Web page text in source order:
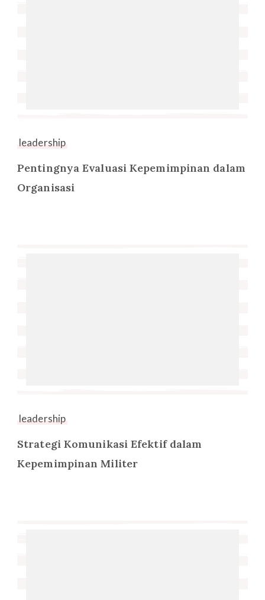
leadership
Pentingnya Evaluasi Kepemimpinan dalam
Organisasi
leadership
Strategi Komunikasi Efektif dalam
Kepemimpinan Militer